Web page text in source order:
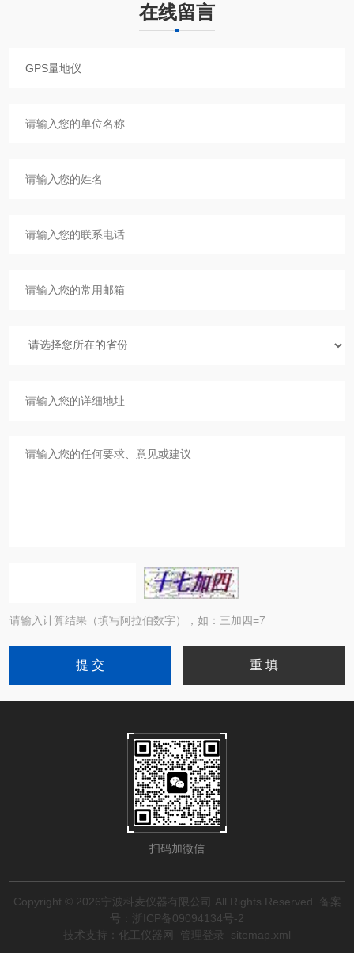
在线留言
请输入计算结果（填写阿拉伯数字），如：三加四=7
扫码加微信
Copyright © 2026宁波科麦仪器有限公司 All Rights Reserved
备案
号：浙ICP备09094134号-2
技术支持： 化工仪器网 管理登录 sitemap.xml